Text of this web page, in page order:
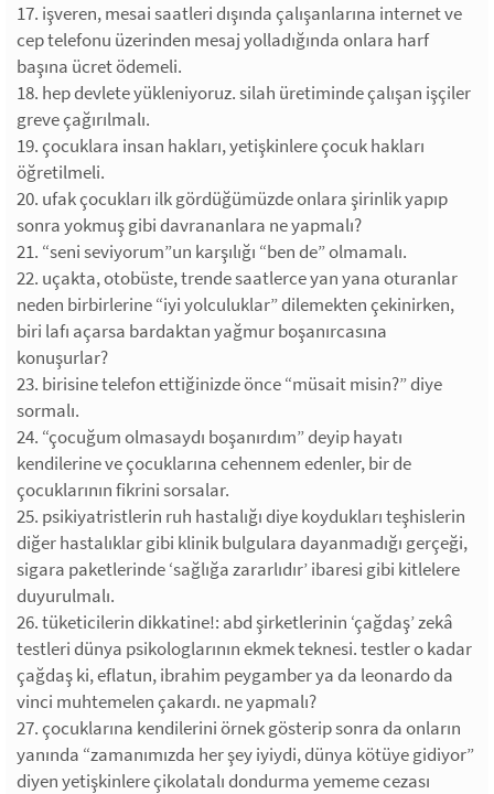
17. işveren, mesai saatleri dışında çalışanlarına internet ve
cep telefonu üzerinden mesaj yolladığında onlara harf
başına ücret ödemeli.
18. hep devlete yükleniyoruz. silah üretiminde çalışan işçiler
greve çağırılmalı.
19. çocuklara insan hakları, yetişkinlere çocuk hakları
öğretilmeli.
20. ufak çocukları ilk gördüğümüzde onlara şirinlik yapıp
sonra yokmuş gibi davrananlara ne yapmalı?
21. “seni seviyorum”un karşılığı “ben de” olmamalı.
22. uçakta, otobüste, trende saatlerce yan yana oturanlar
neden birbirlerine “iyi yolculuklar” dilemekten çekinirken,
biri lafı açarsa bardaktan yağmur boşanırcasına
konuşurlar?
23. birisine telefon ettiğinizde önce “müsait misin?” diye
sormalı.
24. “çocuğum olmasaydı boşanırdım” deyip hayatı
kendilerine ve çocuklarına cehennem edenler, bir de
çocuklarının fikrini sorsalar.
25. psikiyatristlerin ruh hastalığı diye koydukları teşhislerin
diğer hastalıklar gibi klinik bulgulara dayanmadığı gerçeği,
sigara paketlerinde ‘sağlığa zararlıdır’ ibaresi gibi kitlelere
duyurulmalı.
26. tüketicilerin dikkatine!: abd şirketlerinin ‘çağdaş’ zekâ
testleri dünya psikologlarının ekmek teknesi. testler o kadar
çağdaş ki, eflatun, ibrahim peygamber ya da leonardo da
vinci muhtemelen çakardı. ne yapmalı?
27. çocuklarına kendilerini örnek gösterip sonra da onların
yanında “zamanımızda her şey iyiydi, dünya kötüye gidiyor”
diyen yetişkinlere çikolatalı dondurma yememe cezası